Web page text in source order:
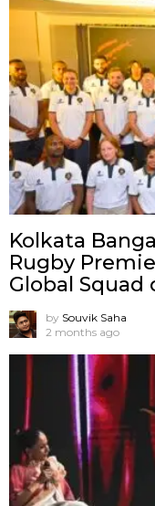
Kolkata
Rugby
Global Squad
by Souvik Saha
2 months ago